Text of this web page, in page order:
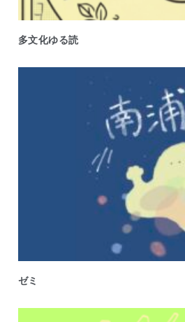
多文化ゆる読
ゼミ